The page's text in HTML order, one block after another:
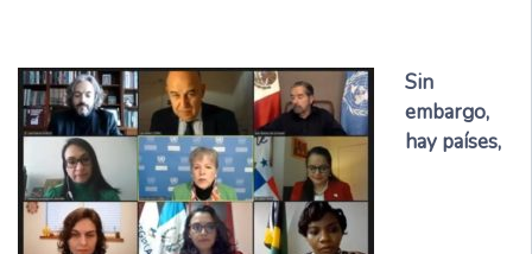
Sin
embargo,
hay países,